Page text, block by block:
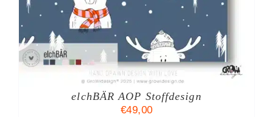
elchBÄR AOP Stoffdesign
€49,00